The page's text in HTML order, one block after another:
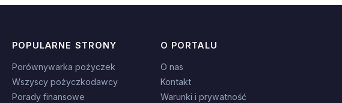
POPULARNE STRONY
Porównywarka pożyczek
Wszyscy pożyczkodawcy
Porady finansowe
O PORTALU
O nas
Kontakt
Warunki i prywatność